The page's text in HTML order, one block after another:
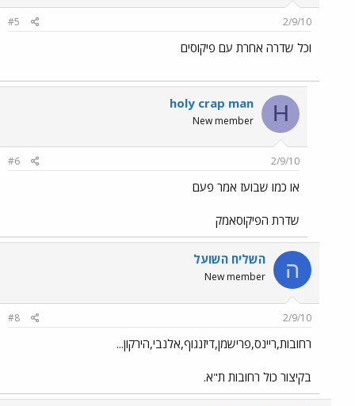
2/9/10
#5
וכל שדרה אחרת עם פיקוסים
H
holy crap man
New member
2/9/10
#6
או כמו שבועז אמר פעם
שדרת הפיקוסאמק
ה השליח השועל
New member
2/9/10
#8
רחובות,ריינס,פרישמן,דיזנגוף,אלנבי,הירקון...
בקיצור כול רחובות ת"א.